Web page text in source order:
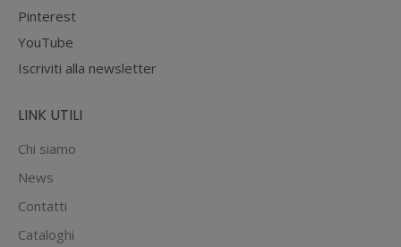
Pinterest
YouTube
Iscriviti alla newsletter
LINK UTILI
Chi siamo
News
Contatti
Cataloghi